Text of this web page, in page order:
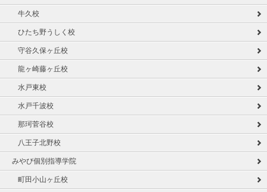
牛久校
ひたち野うしく校
守谷久保ヶ丘校
龍ヶ崎藤ヶ丘校
水戸東校
水戸千波校
那珂菅谷校
八王子北野校
みやび個別指導学院
町田小山ヶ丘校